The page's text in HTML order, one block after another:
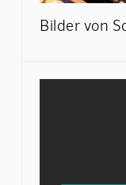
Bilder von